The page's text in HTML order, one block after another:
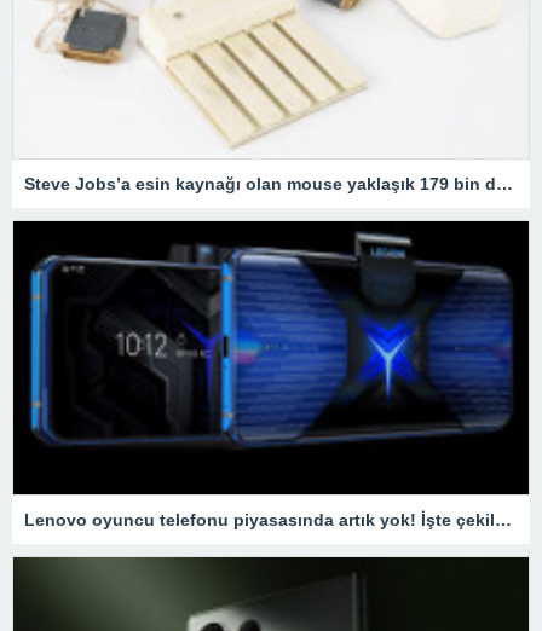
Steve Jobs’a esin kaynağı olan mouse yaklaşık 179 bin dolara satıldı
Lenovo oyuncu telefonu piyasasında artık yok! İşte çekilme nedeni